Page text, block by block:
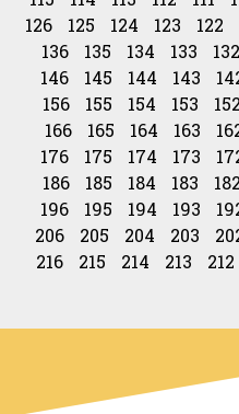
122
123
124
125
126
132
133
134
135
136
143
144
145
146
152
153
154
155
156
163
164
165
166
173
174
175
176
182
183
184
185
186
193
194
195
196
203
204
205
206
212
213
214
215
216